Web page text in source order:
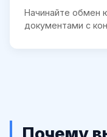
Начинайте обмен
документами с